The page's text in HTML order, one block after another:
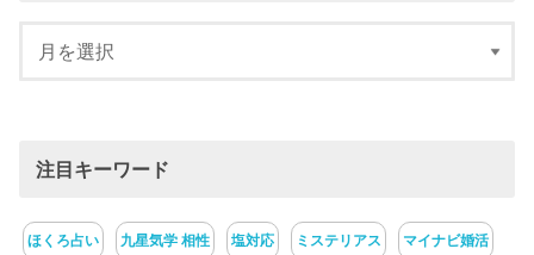
注目キーワード
ほくろ占い 九星気学 相性 塩対応 ミステリアス マイナビ婚活